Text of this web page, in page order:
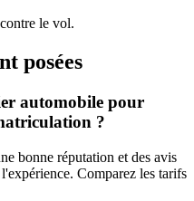
le vol.
posées
automobile pour
?
bonne réputation et des avis
Comparez les tarifs